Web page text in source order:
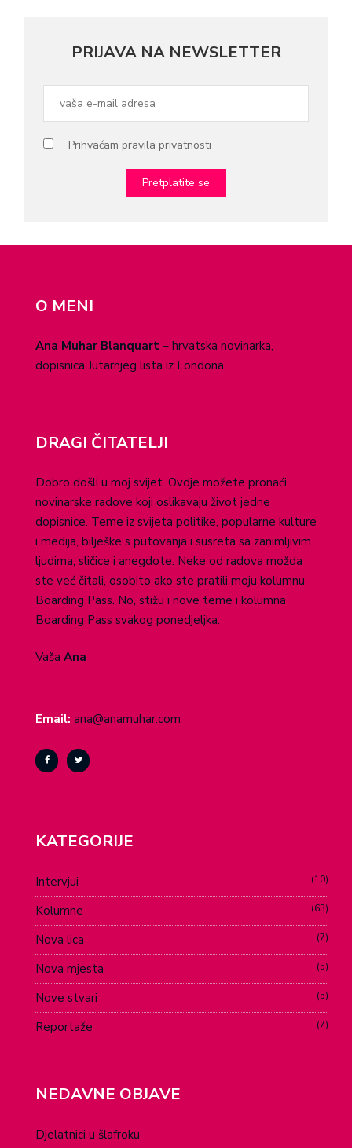
PRIJAVA NA NEWSLETTER
Prihvaćam pravila privatnosti
O MENI
Ana Muhar Blanquart – hrvatska novinarka,
dopisnica Jutarnjeg lista iz Londona
DRAGI ČITATELJI
Dobro došli u moj svijet. Ovdje možete pronaći
novinarske radove koji oslikavaju život jedne
dopisnice. Teme iz svijeta politike, popularne kulture
i medija, bilješke s putovanja i susreta sa zanimljivim
ljudima, sličice i anegdote. Neke od radova možda
ste već čitali, osobito ako ste pratili moju kolumnu
Boarding Pass. No, stižu i nove teme i kolumna
Boarding Pass svakog ponedjeljka.
Vaša Ana
Email: ana@anamuhar.com
KATEGORIJE
Intervjui 10
Kolumne 63
Nova lica 7
Nova mjesta 5
Nove stvari 5
Reportaže 7
NEDAVNE OBJAVE
Djelatnici u šlafroku